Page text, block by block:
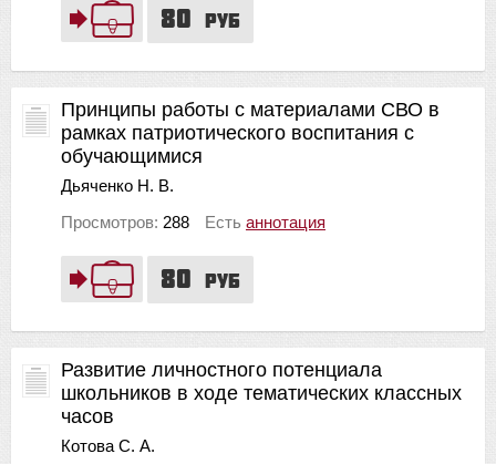
80 руб
80 руб
Принципы работы с материалами СВО в
рамках патриотического воспитания с
обучающимися
Дьяченко Н. В.
Просмотров: 288 Есть аннотация
Развитие личностного потенциала
школьников в ходе тематических классных
часов
Котова С. А.